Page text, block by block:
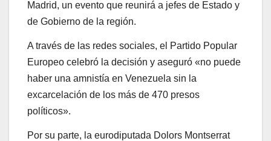
Madrid, un evento que reunirá a jefes de Estado y
de Gobierno de la región.
A través de las redes sociales, el Partido Popular
Europeo celebró la decisión y aseguró «no puede
haber una amnistía en Venezuela sin la
excarcelación de los más de 470 presos
políticos».
Por su parte, la eurodiputada Dolors Montserrat